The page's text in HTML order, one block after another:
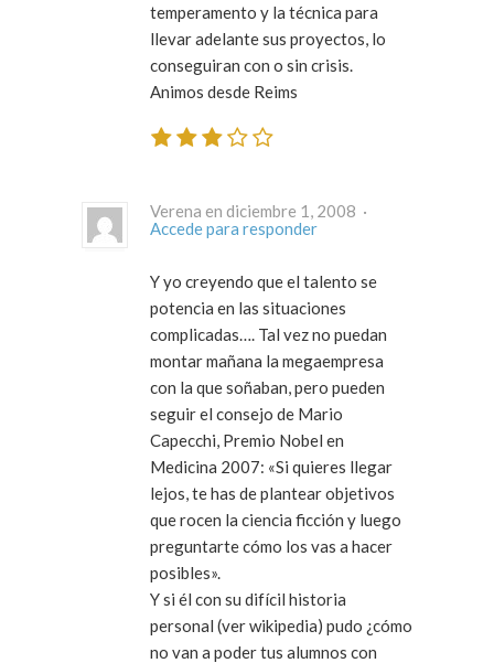
temperamento y la técnica para
llevar adelante sus proyectos, lo
conseguiran con o sin crisis.
Animos desde Reims
Verena en diciembre 1, 2008 ·
Accede para responder
Y yo creyendo que el talento se
potencia en las situaciones
complicadas…. Tal vez no puedan
montar mañana la megaempresa
con la que soñaban, pero pueden
seguir el consejo de Mario
Capecchi, Premio Nobel en
Medicina 2007: «Si quieres llegar
lejos, te has de plantear objetivos
que rocen la ciencia ficción y luego
preguntarte cómo los vas a hacer
posibles».
Y si él con su difícil historia
personal (ver wikipedia) pudo ¿cómo
no van a poder tus alumnos con